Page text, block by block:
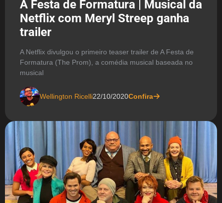
A Festa de Formatura | Musical da
Netflix com Meryl Streep ganha
trailer
A Netflix divulgou o primeiro teaser trailer de A Festa de
Formatura (The Prom), a comédia musical baseada no
musical
Wellington Ricelli22/10/2020Confira